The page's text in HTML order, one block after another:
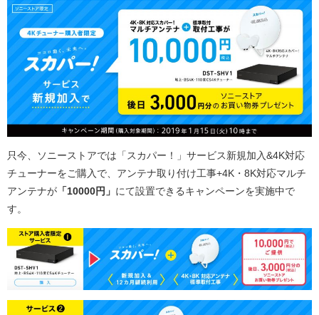
只今、ソニーストアでは「スカパー！」サービス新規加入&4K対応
チューナーをご購入で、アンテナ取り付け工事+4K・8K対応マルチ
アンテナが 「10000円」 にて設置できるキャンペーンを実施中で
す。